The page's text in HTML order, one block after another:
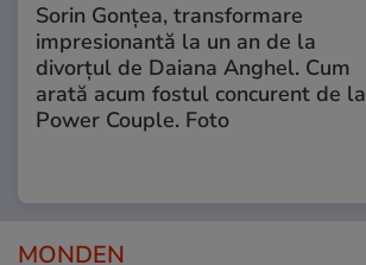
Sorin Gonțea, transformare
impresionantă la un an de la
divorțul de Daiana Anghel. Cum
arată acum fostul concurent de la
Power Couple. Foto
MONDEN